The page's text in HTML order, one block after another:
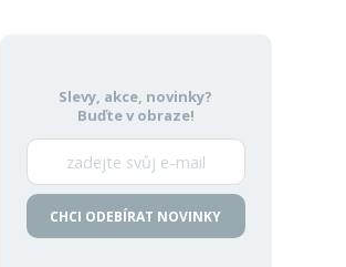
Slevy, akce, novinky?
Buďte v obraze!
CHCI ODEBÍRAT NOVINKY